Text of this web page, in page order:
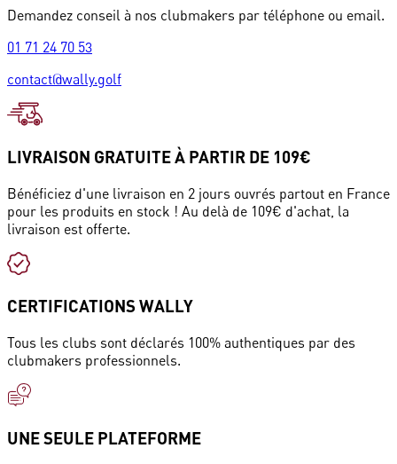
Demandez conseil à nos clubmakers par téléphone ou email.
01 71 24 70 53
contact@wally.golf
LIVRAISON GRATUITE À PARTIR DE 109€
Bénéficiez d'une livraison en 2 jours ouvrés partout en France
pour les produits en stock ! Au delà de 109€ d'achat, la
livraison est offerte.
CERTIFICATIONS WALLY
Tous les clubs sont déclarés 100% authentiques par des
clubmakers professionnels.
UNE SEULE PLATEFORME